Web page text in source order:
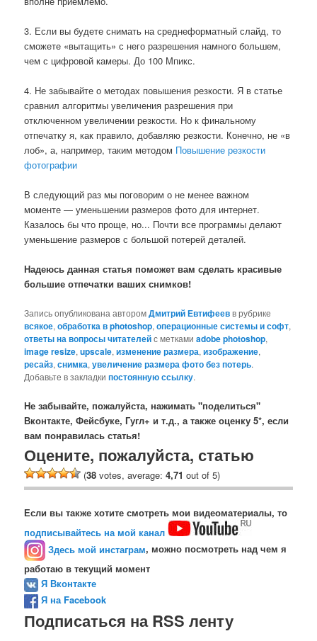
3. Если вы будете снимать на среднеформатный слайд, то
сможете «вытащить» с него разрешения намного большем,
чем с цифровой камеры. До 100 Мпикс.
4. Не забывайте о методах повышения резкости. Я в статье
сравнил алгоритмы увеличения разрешения при
отключенном увеличении резкости. Но к финальному
отпечатку я, как правило, добавляю резкости. Конечно, не «в
лоб», а, например, таким методом Повышение резкости
фотографии
В следующий раз мы поговорим о не менее важном
моменте — уменьшении размеров фото для интернет.
Казалось бы что проще, но... Почти все программы делают
уменьшение размеров с большой потерей деталей.
Надеюсь данная статья поможет вам сделать красивые
большие отпечатки ваших снимков!
Запись опубликована авторомДмитрий Евтифеевв рубрике
всякое,обработка в photoshop,операционные системы и софт,
ответы на вопросы читателейс меткамиadobe photoshop,
image resize,upscale,изменение размера,изображение,
ресайз,снимка,увеличение размера фото без потерь.
Добавьте в закладкипостоянную ссылку.
Не забывайте, пожалуйста, нажимать "поделиться"
Вконтакте, Фейсбуке, Гугл+ и т.д., а также оценку 5*, если
вам понравилась статья!
Оцените, пожалуйста, статью
(38 votes, average:4,71 out of 5)
Если вы также хотите смотреть мои видеоматериалы, то
подписывайтесь на мой канал
Здесь мой инстаграм, можно посмотреть над чем я
работаю в текущий момент
Я Вконтакте
Я на Facebook
Подписаться на RSS ленту